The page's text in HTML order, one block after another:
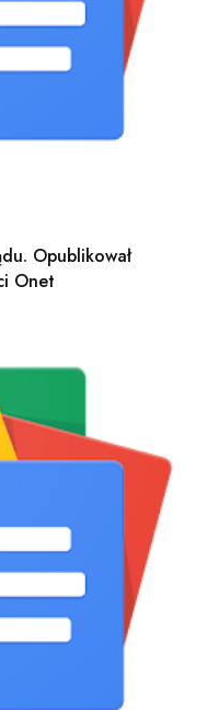
Opublikował
Onet